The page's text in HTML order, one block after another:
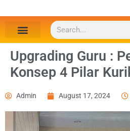
Upgrading Guru :
Konsep 4 Pilar
Admin August 17, 2024